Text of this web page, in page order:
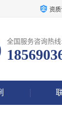
资质
全国服务咨询热线: